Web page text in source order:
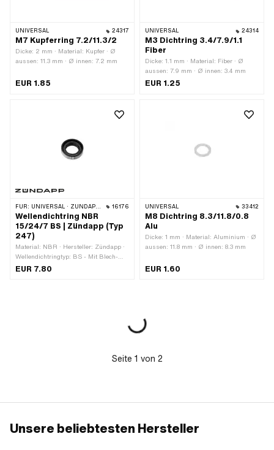
UNIVERSAL 24317
M7 Kupferring 7.2/11.3/2
Dicke: 2 mm · Material: Kupfer · Ø
aussen: 11.3 mm · Ø innen: 7.2 mm
EUR 1.85
UNIVERSAL 24314
M3 Dichtring 3.4/7.9/1.1
Fiber
Dicke: 1.1 mm · Material: Fiber · Ø
aussen: 7.9 mm · Ø innen: 3.4 mm
EUR 1.25
FÜR: UNIVERSAL · ZÜNDAPP BELMONDO · ZÜNDAPP 16176
Wellendichtring NBR
15/24/7 BS | Zündapp (Typ
247)
Material: NBR · Hersteller: Zündapp ·
Wellendichtringtyp: BS - Mit Blech-
Aussenmantel / einer Dichtlippe /
EUR 7.80
UNIVERSAL 33412
M8 Dichtring 8.3/11.8/0.8
Alu
Dicke: 1 mm · Material: Aluminium · Ø
aussen: 11.8 mm · Ø innen: 8.3 mm
EUR 1.60
Seite 1 von 2
Unsere beliebtesten Hersteller